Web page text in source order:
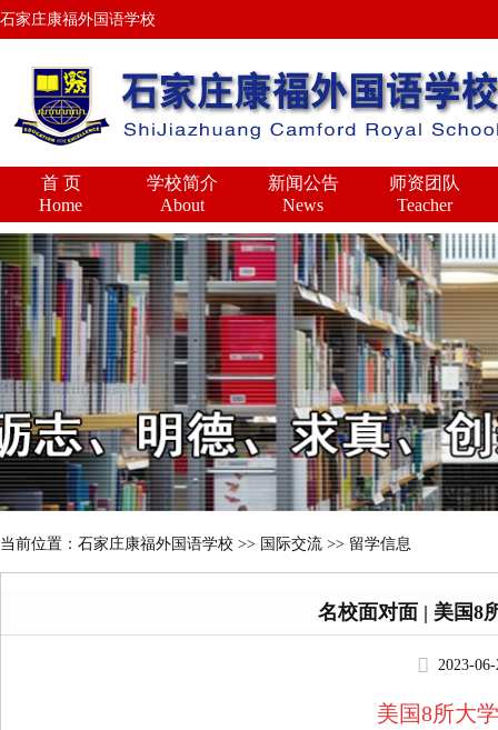
石家庄康福外国语学校
首 页
Home
学校简介
About
新闻公告
News
师资团队
Teacher
当前位置： 石家庄康福外国语学校 >> 国际交流 >> 留学信息
名校面对面 | 美国8
2023-
美国8所大